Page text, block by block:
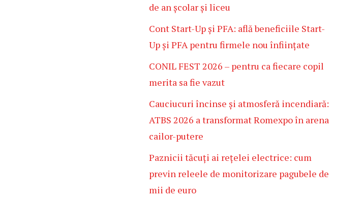
de an școlar și liceu
Cont Start-Up și PFA: află beneficiile Start-
Up și PFA pentru firmele nou înființate
CONIL FEST 2026 – pentru ca fiecare copil
merita sa fie vazut
Cauciucuri încinse și atmosferă incendiară:
ATBS 2026 a transformat Romexpo în arena
cailor-putere
Paznicii tăcuți ai rețelei electrice: cum
previn releele de monitorizare pagubele de
mii de euro